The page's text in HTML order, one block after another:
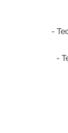
-
-